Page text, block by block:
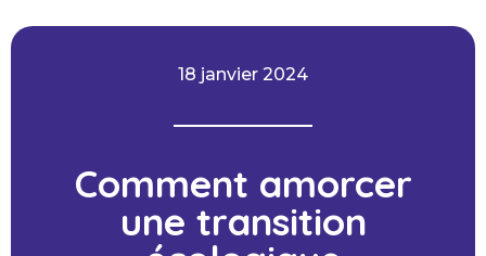
18 janvier 2024
Comment amorcer
une transition